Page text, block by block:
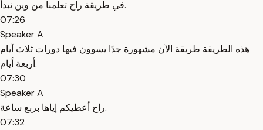
في طريقة راح تعلمنا من وين نبدأ.
07:26
Speaker A
هذه الطريقة طريقة الآن مشهورة جدًا يسوون فيها دورات ثلاث أيام
أربعة أيام.
07:30
Speaker A
راح أعطيكم إياها بربع ساعة.
07:32